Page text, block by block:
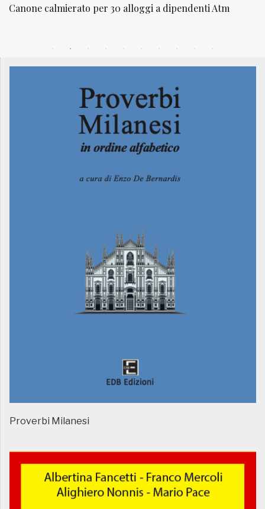
NATUROPATIA IN BREVE 20/01
Proverbi Milanesi